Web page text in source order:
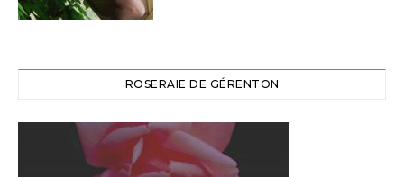
ROSERAIE DE GÉRENTON